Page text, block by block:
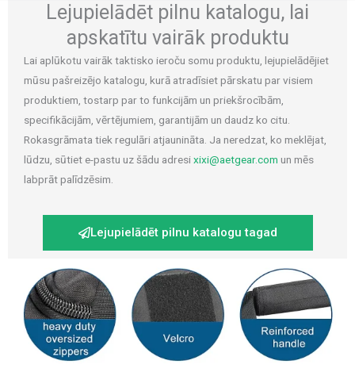
Lejupielādēt pilnu katalogu, lai
apskatītu vairāk produktu
Lai aplūkotu vairāk taktisko ieroču somu produktu, lejupielādējiet
mūsu pašreizējo katalogu, kurā atradīsiet pārskatu par visiem
produktiem, tostarp par to funkcijām un priekšrocībām,
specifikācijām, vērtējumiem, garantijām un daudz ko citu.
Rokasgrāmata tiek regulāri atjaunināta. Ja neredzat, ko meklējat,
lūdzu, sūtiet e-pastu uz šādu adresixixi@aetgear.com un mēs
labprāt palīdzēsim.
Lejupielādēt pilnu katalogu tagad